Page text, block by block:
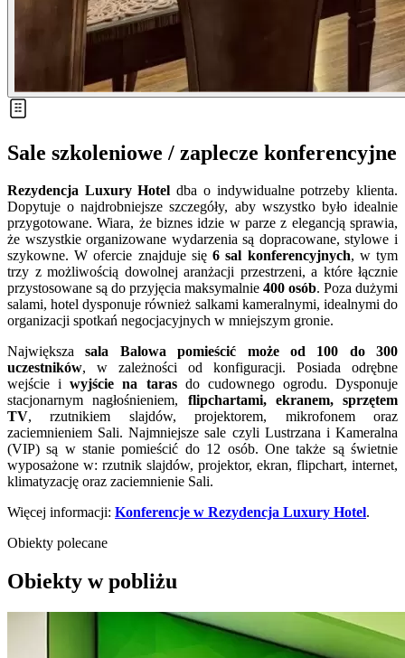
Sale szkoleniowe / zaplecze konferencyjne
Rezydencja Luxury Hotel dba o indywidualne potrzeby klienta.
Dopytuje o najdrobniejsze szczegóły, aby wszystko było idealnie
przygotowane. Wiara, że biznes idzie w parze z elegancją sprawia,
że wszystkie organizowane wydarzenia są dopracowane, stylowe i
szykowne. W ofercie znajduje się6 sal konferencyjnych, w tym
trzy z możliwością dowolnej aranżacji przestrzeni, a które łącznie
przystosowane są do przyjęcia maksymalnie 400 osób. Poza dużymi
salami, hotel dysponuje również salkami kameralnymi, idealnymi do
organizacji spotkań negocjacyjnych w mniejszym gronie.
Największasala Balowa pomieścić może od 100 do 300
uczestników, w zależności od konfiguracji. Posiada odrębne
wejście iwyjście na tarasdo cudownego ogrodu. Dysponuje
stacjonarnym nagłośnieniem, flipchartami, ekranem, sprzętem
TV, rzutnikiem slajdów, projektorem, mikrofonem oraz
zaciemnieniem Sali. Najmniejsze sale czyli Lustrzana i Kameralna
(VIP) są w stanie pomieścić do 12 osób. One także są świetnie
wyposażone w: rzutnik slajdów, projektor, ekran, flipchart, internet,
klimatyzację oraz zaciemnienie Sali.
Więcej informacji: Konferencje w Rezydencja Luxury Hotel.
Obiekty polecane
Obiekty w pobliżu